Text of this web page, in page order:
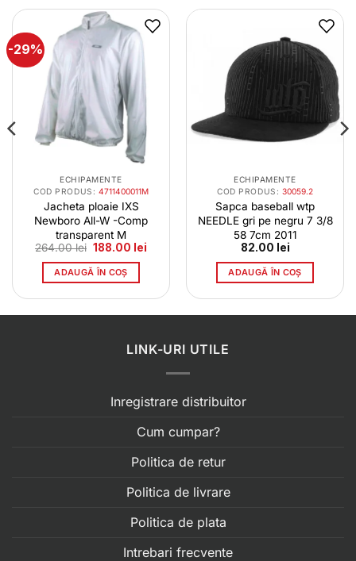
-29%
ECHIPAMENTE
COD PRODUS: 4711400011M
Jacheta ploaie IXS
Newboro All-W -Comp
transparent M
264.00lei Prețul
a
fost:
188.00 lei
ADAUGĂ ÎN COȘ
ECHIPAMENTE
COD PRODUS: 30059.2
Sapca baseball wtp
NEEDLE gri pe negru 7 3/8
58 7cm 2011
82.00 lei
ADAUGĂ ÎN COȘ
LINK-URI UTILE
Inregistrare distribuitor
Cum cumpar?
Politica de retur
Politica de livrare
Politica de plata
Intrebari frecvente